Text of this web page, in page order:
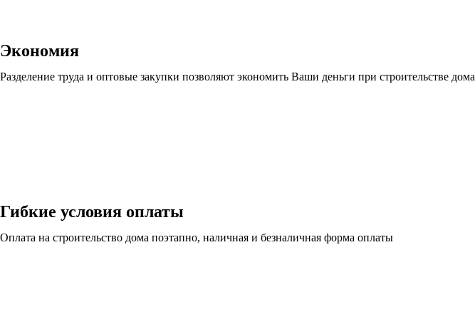
Экономия
Разделение труда и оптовые закупки позволяют экономить Ваши деньги при строительстве дома
Гибкие условия оплаты
Оплата на строительство дома поэтапно, наличная и безналичная форма оплаты